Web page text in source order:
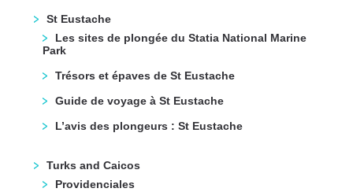
St Eustache
Les sites de plongée du Statia National Marine
Park
Trésors et épaves de St Eustache
Guide de voyage à St Eustache
L’avis des plongeurs : St Eustache
Turks and Caicos
Providenciales